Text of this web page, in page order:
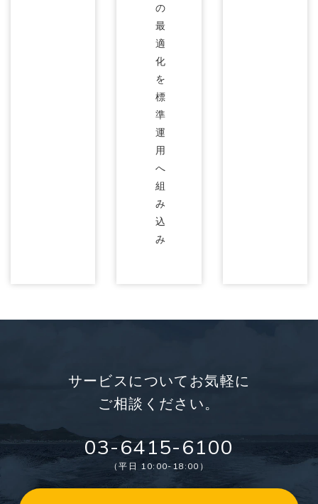
の
最
適
化
を
標
準
運
用
へ
組
み
込
み
サービスについてお気軽に
ご相談ください。
03-6415-6100
（平日 10:00-18:00）